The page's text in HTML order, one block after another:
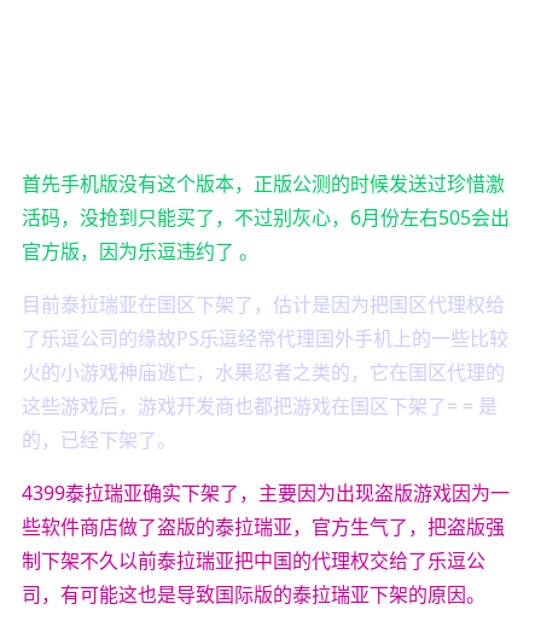
首先手机版没有这个版本，正版公测的时候发送过珍惜激
活码，没抢到只能买了，不过别灰心，6月份左右505会出
官方版，因为乐逗违约了 。
目前泰拉瑞亚在国区下架了，估计是因为把国区代理权给
了乐逗公司的缘故PS乐逗经常代理国外手机上的一些比较
火的小游戏神庙逃亡，水果忍者之类的，它在国区代理的
这些游戏后，游戏开发商也都把游戏在国区下架了= = 是
的，已经下架了。
4399泰拉瑞亚确实下架了，主要因为出现盗版游戏因为一
些软件商店做了盗版的泰拉瑞亚，官方生气了，把盗版强
制下架不久以前泰拉瑞亚把中国的代理权交给了乐逗公
司，有可能这也是导致国际版的泰拉瑞亚下架的原因。